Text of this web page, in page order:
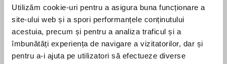
Utilizăm cookie-uri pentru a asigura buna funcționare a
site-ului web și a spori performanțele conținutului
acestuia, precum și pentru a analiza traficul și a
îmbunătăți experiența de navigare a vizitatorilor, dar și
pentru a-i ajuta pe utilizatori să efectueze diverse
PreviousFilip & Company assists OLX in the sale of Kiwi Finance
NextContractele internaționale de muncă – intersecția dintre legea
aleasă de părți și dispozițiile (mai) protective obligatorii